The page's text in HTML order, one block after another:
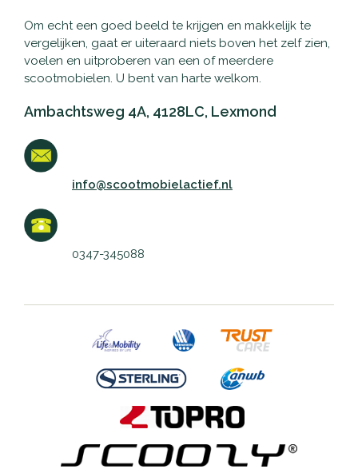
Om echt een goed beeld te krijgen en makkelijk te
vergelijken, gaat er uiteraard niets boven het zelf zien,
voelen en uitproberen van een of meerdere
scootmobielen. U bent van harte welkom.
Ambachtsweg 4A, 4128LC, Lexmond
info@scootmobielactief.nl
0347-345088